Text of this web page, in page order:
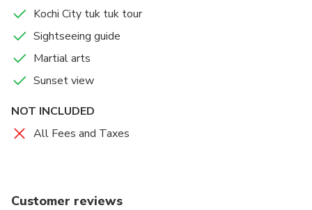
Kochi City tuk tuk tour
Sightseeing guide
Martial arts
Sunset view
NOT INCLUDED
All Fees and Taxes
Customer reviews